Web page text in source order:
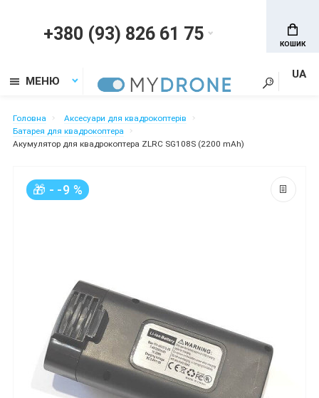
+380 (93) 826 61 75 КОШИК
МЕНЮ
UA
Головна
Аксесуари для квадрокоптерів
Батарея для квадрокоптера
Акумулятор для квадрокоптера ZLRC SG108S (2200 mAh)
🎁 - -9 %